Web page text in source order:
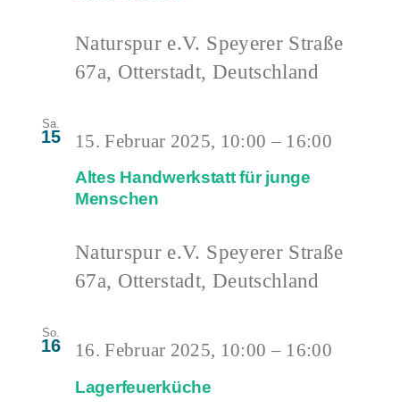
Naturspur e.V. Speyerer Straße
67a, Otterstadt, Deutschland
Sa.
15
Altes Handwerkstatt für junge
Menschen
15. Februar 2025, 10:00 – 16:00
Naturspur e.V. Speyerer Straße
67a, Otterstadt, Deutschland
So.
16
Lagerfeuerküche
16. Februar 2025, 10:00 – 16:00